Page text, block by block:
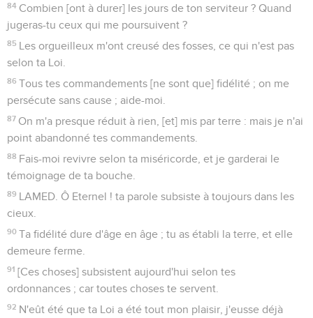
84 Combien [ont à durer] les jours de ton serviteur ? Quand
jugeras-tu ceux qui me poursuivent ?
85 Les orgueilleux m'ont creusé des fosses, ce qui n'est pas
selon ta Loi.
86 Tous tes commandements [ne sont que] fidélité ; on me
persécute sans cause ; aide-moi.
87 On m'a presque réduit à rien, [et] mis par terre : mais je n'ai
point abandonné tes commandements.
88 Fais-moi revivre selon ta miséricorde, et je garderai le
témoignage de ta bouche.
89 LAMED. Ô Eternel ! ta parole subsiste à toujours dans les
cieux.
90 Ta fidélité dure d'âge en âge ; tu as établi la terre, et elle
demeure ferme.
91 [Ces choses] subsistent aujourd'hui selon tes
ordonnances ; car toutes choses te servent.
92 N'eût été que ta Loi a été tout mon plaisir, j'eusse déjà